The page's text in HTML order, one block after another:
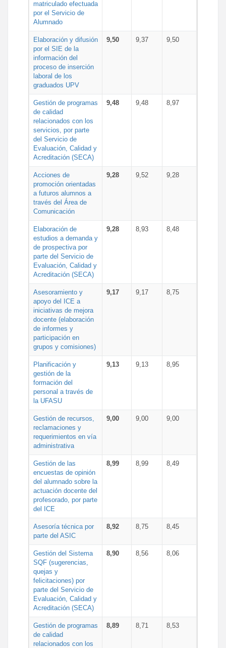
matriculado efectuada
por el Servicio de
Alumnado
Elaboración y difusión
por el SIE de la
información del
proceso de inserción
laboral de los
graduados UPV
9,50 9,37 9,50
Gestión de programas
de calidad
relacionados con los
servicios, por parte
del Servicio de
Evaluación, Calidad y
Acreditación (SECA)
9,48 9,48 8,97
Acciones de
promoción orientadas
a futuros alumnos a
través del Área de
Comunicación
9,28 9,52 9,28
Elaboración de
estudios a demanda y
de prospectiva por
parte del Servicio de
Evaluación, Calidad y
Acreditación (SECA)
9,28 8,93 8,48
Asesoramiento y
apoyo del ICE a
iniciativas de mejora
docente (elaboración
de informes y
participación en
grupos y comisiones)
9,17 9,17 8,75
Planificación y
gestión de la
formación del
personal a través de
la UFASU
9,13 9,13 8,95
Gestión de recursos,
reclamaciones y
requerimientos en vía
administrativa
9,00 9,00 9,00
Gestión de las
encuestas de opinión
del alumnado sobre la
actuación docente del
profesorado, por parte
del ICE
8,99 8,99 8,49
Asesoría técnica por
parte del ASIC
8,92 8,75 8,45
Gestión del Sistema
SQF (sugerencias,
quejas y
felicitaciones) por
parte del Servicio de
Evaluación, Calidad y
Acreditación (SECA)
8,90 8,56 8,06
Gestión de programas
de calidad
relacionados con los
8,89 8,71 8,53